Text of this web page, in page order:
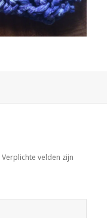
Verplichte velden zijn